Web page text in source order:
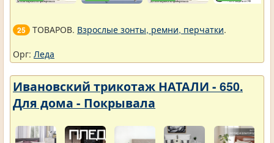
25 ТОВАРОВ. Взрослые зонты, ремни, перчатки.
Орг: Леда
Ивановский трикотаж НАТАЛИ - 650.
Для дома - Покрывала